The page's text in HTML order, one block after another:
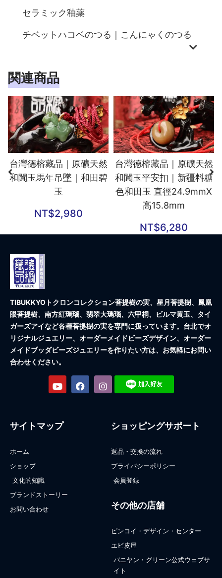
セラミック釉薬
チベットハコベのつる｜こんにゃくのつる
関連商品
台灣德榕藏品｜原礦天然
和闐玉馬年吊墜｜和田碧
玉
NT$2,980
台灣德榕藏品｜原礦天然
和闐玉平安扣｜新疆料糖
色和田玉 直徑24.9mmX
高15.8mm
NT$6,280
TIBUKKYOトクロンコレクション菩提樹の実、星月菩提樹、鳳凰
眼菩提樹、南方紅瑪瑙、翡翠大瑪瑙、六甲桐、ビルマ黄玉、タイ
ガーズアイなど各種菩提樹の実を専門に扱っています。台北でオ
リジナルジュエリー、オーダーメイドビーズデザイン、オーダー
メイドブッダビーズジュエリーを作りたい方は、お気軽にお問い
合わせください。
サイトマップ
ホーム
ショップ
文化的知識
ブランドストーリー
お問い合わせ
ショッピングサポート
返品・交換の流れ
プライバシーポリシー
会員登録
その他の店舗
ピンコイ・デザイン・センター
エビ皮屋
バニヤン・グリーン公式ウェブサ
イト